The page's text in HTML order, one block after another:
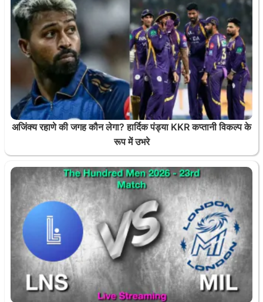
अजिंक्य रहाणे की जगह कौन लेगा? हार्दिक पंड्या KKR कप्तानी विकल्प के
रूप में उभरे